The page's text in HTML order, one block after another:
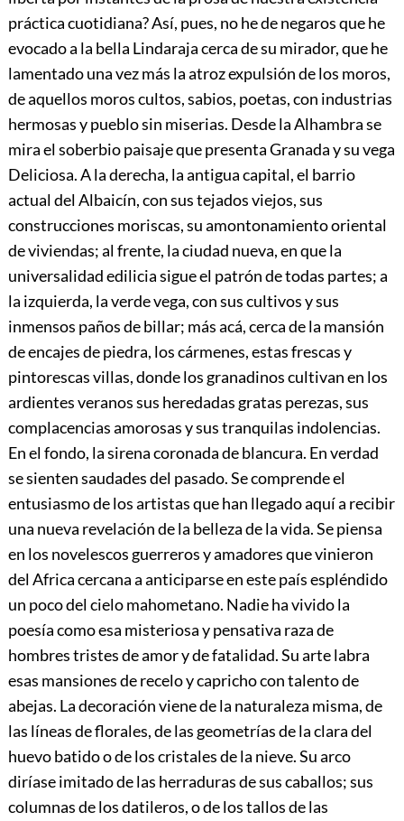
práctica cuotidiana? Así, pues, no he de negaros que he
evocado a la bella Lindaraja cerca de su mirador, que he
lamentado una vez más la atroz expulsión de los moros,
de aquellos moros cultos, sabios, poetas, con industrias
hermosas y pueblo sin miserias. Desde la Alhambra se
mira el soberbio paisaje que presenta Granada y su vega
Deliciosa. A la derecha, la antigua capital, el barrio
actual del Albaicín, con sus tejados viejos, sus
construcciones moriscas, su amontonamiento oriental
de viviendas; al frente, la ciudad nueva, en que la
universalidadedilicia sigue el patrón de todas partes; a
la izquierda, la verde vega, con sus cultivos y sus
inmensos paños de billar; más acá, cerca de la mansión
de encajes de piedra, los cármenes, estas frescas y
pintorescas villas, donde los granadinos cultivan en los
ardientes veranos sus heredadas gratas perezas, sus
complacencias amorosas y sus tranquilas indolencias.
En el fondo, la sirena coronada de blancura. En verdad
se sienten saudades del pasado. Se comprende el
entusiasmo de los artistas que han llegado aquí a recibir
una nueva revelación de la belleza de la vida. Se piensa
en los novelescos guerreros y amadores que vinieron
del Africa cercana a anticiparse en este país espléndido
un poco del cielo mahometano. Nadie ha vivido la
poesía como esa misteriosa y pensativa raza de
hombres tristes de amor y de fatalidad. Su arte labra
esas mansiones de recelo y capricho con talento de
abejas. La decoración viene de la naturaleza misma, de
las líneas de florales, de las geometrías de la clara del
huevo batido o de los cristales de la nieve. Su arco
diríase imitado de las herraduras de sus caballos; sus
columnas delos datileros, o de los tallos de las